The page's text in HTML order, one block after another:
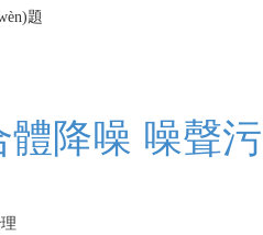
題
降噪 噪聲污